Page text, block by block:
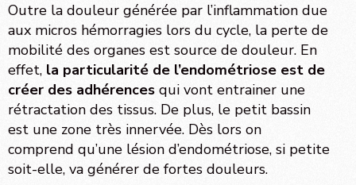
Outre la douleur générée par l’inflammation due
aux micros hémorragies lors du cycle, la perte de
mobilité des organes est source de douleur. En
effet, la particularité de l’endométriose est de
créer des adhérences qui vont entrainer une
rétractation des tissus. De plus, le petit bassin
est une zone très innervée. Dès lors on
comprend qu’une lésion d’endométriose, si petite
soit-elle, va générer de fortes douleurs.